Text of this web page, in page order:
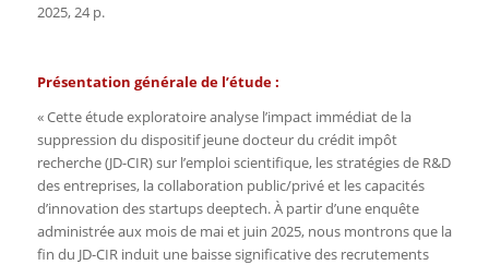
2025, 24 p.
Présentation générale de l’étude :
« Cette étude exploratoire analyse l’impact immédiat de la
suppression du dispositif jeune docteur du crédit impôt
recherche (JD-CIR) sur l’emploi scientifique, les stratégies de R&D
des entreprises, la collaboration public/privé et les capacités
d’innovation des startups deeptech. À partir d’une enquête
administrée aux mois de mai et juin 2025, nous montrons que la
fin du JD-CIR induit une baisse significative des recrutements